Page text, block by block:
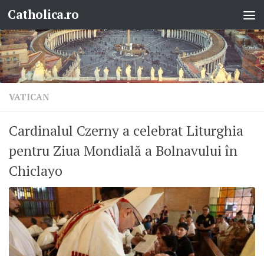
Skip to content
Catholica.ro
VATICAN
Cardinalul Czerny a celebrat Liturghia
pentru Ziua Mondială a Bolnavului în
Chiclayo